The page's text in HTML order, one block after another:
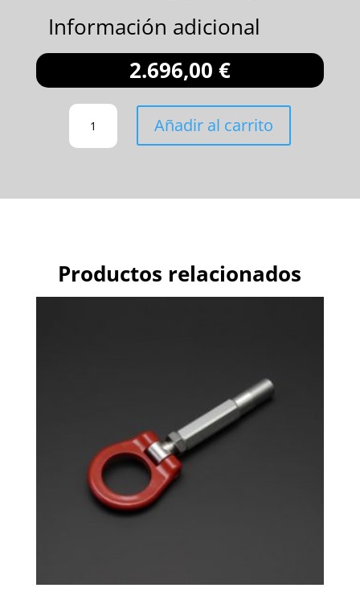
Información adicional
2.696,00 €
SUSPENSIÓN
24
Añadir al carrito
Productos relacionados